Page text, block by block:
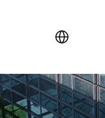
CONTACT